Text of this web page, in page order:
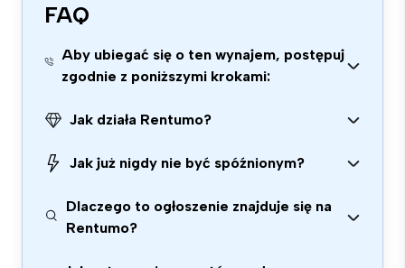
FAQ
Aby ubiegać się o ten wynajem, postępuj
zgodnie z poniższymi krokami:
Jak działa Rentumo?
Jak już nigdy nie być spóźnionym?
Dlaczego to ogłoszenie znajduje się na
Rentumo?